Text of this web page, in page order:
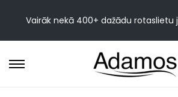
Vairāk nekā 400+ dažādu rotaslietu